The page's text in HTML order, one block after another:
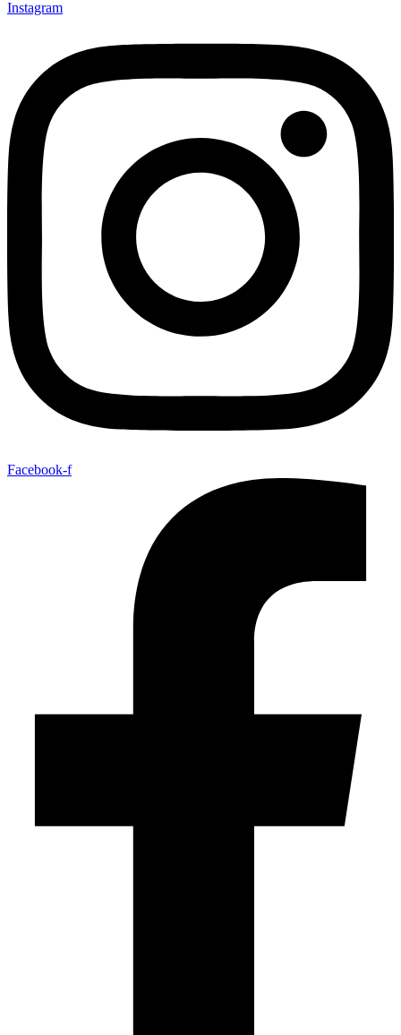
Instagram
Facebook-f